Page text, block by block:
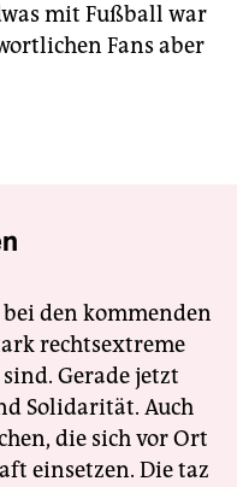
mit Fußball war
Fans aber
den kommenden
rechtsextreme
Gerade jetzt
Solidarität. Auch
die sich vor Ort
einsetzen. Die taz